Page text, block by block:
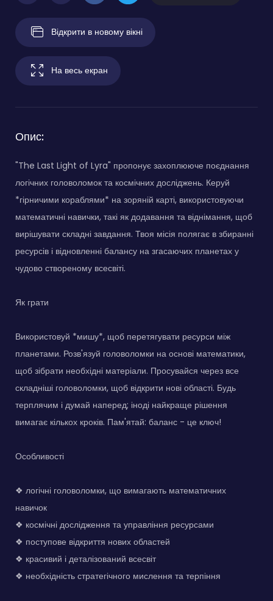
Відкрити в новому вікні
На весь екран
Опис:
"The Last Light of Lyra" пропонує захоплююче поєднання
логічних головоломок та космічних досліджень. Керуй
*гірничими кораблями* на зоряній карті, використовуючи
математичні навички, такі як додавання та віднімання, щоб
вирішувати складні завдання. Твоя місія полягає в збиранні
ресурсів і відновленні балансу на згасаючих планетах у
чудово створеному всесвіті.
Як грати
Використовуй *мишу*, щоб перетягувати ресурси між
планетами. Розв'язуй головоломки на основі математики,
щоб зібрати необхідні матеріали. Просувайся через все
складніші головоломки, щоб відкрити нові області. Будь
терплячим і думай наперед; іноді найкраще рішення
вимагає кількох кроків. Пам'ятай: баланс - це ключ!
Особливості
❖ логічні головоломки, що вимагають математичних
навичок
❖ космічні дослідження та управління ресурсами
❖ поступове відкриття нових областей
❖ красивий і деталізований всесвіт
❖ необхідність стратегічного мислення та терпіння